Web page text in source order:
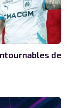
de